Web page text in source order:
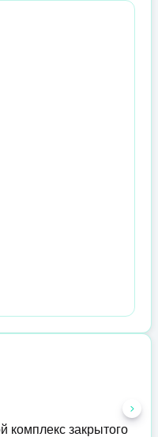
комплекс закрытого